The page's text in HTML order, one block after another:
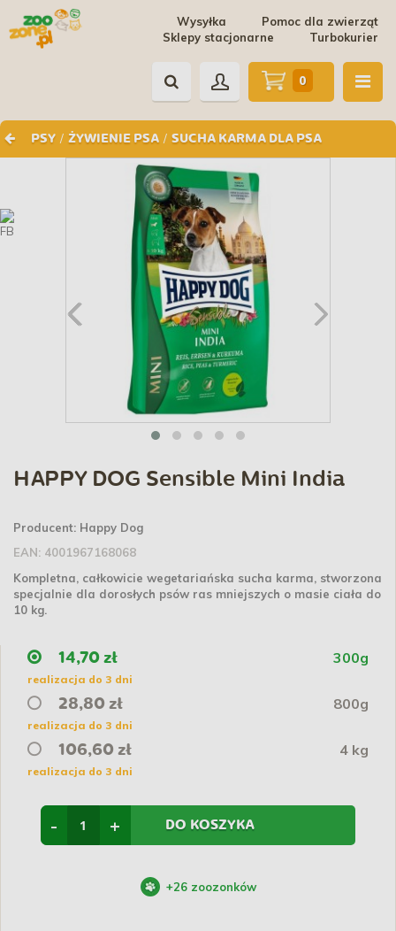
Pomoc dla zwierząt
Wysyłka
Turbokurier
Sklepy stacjonarne
PSY / ŻYWIENIE PSA / SUCHA KARMA DLA PSA
0
HAPPY DOG Sensible Mini India
Producent: Happy Dog
EAN: 4001967168068
Kompletna, całkowicie wegetariańska sucha karma, stworzona
specjalnie dla dorosłych psów ras mniejszych o masie ciała do
10 kg.
14,70 zł 300g
realizacja do 3 dni
28,80 zł 800g
realizacja do 3 dni
106,60 zł 4 kg
realizacja do 3 dni
+
- DO KOSZYKA
+26 zoozonków